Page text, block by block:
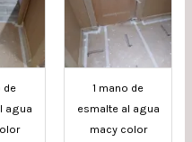
de
agua
1 mano de
esmalte al agua
macy color